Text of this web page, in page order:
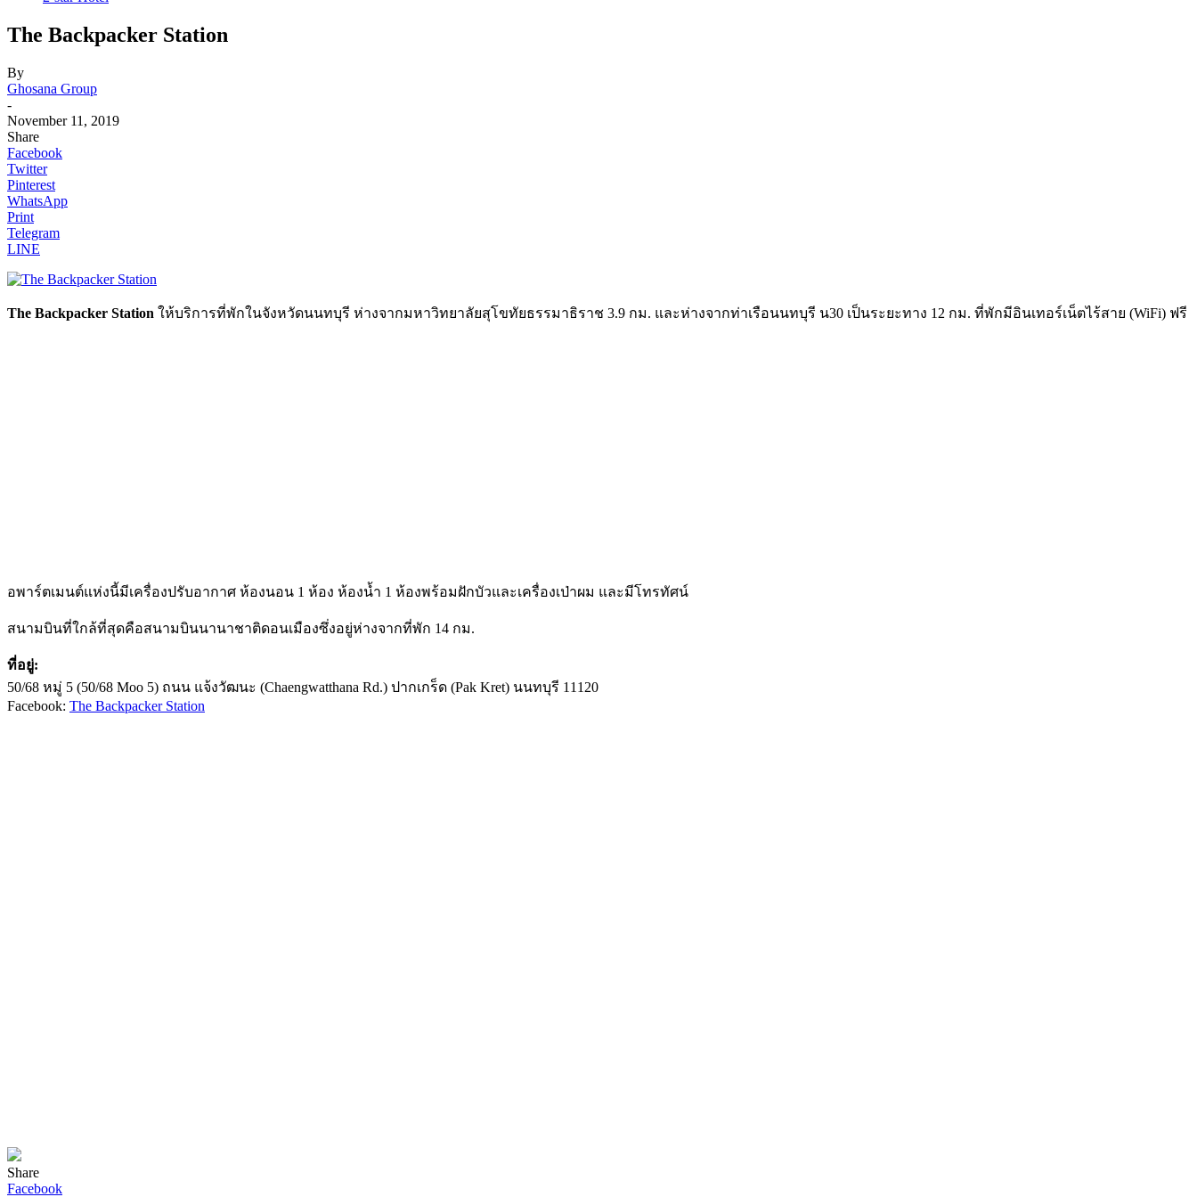
The Backpacker Station
By
Ghosana Group
-
November 11, 2019
Share
Facebook
Twitter
Pinterest
WhatsApp
Print
Telegram
LINE
The Backpacker Station ให้บริการที่พักในจังหวัดนนทบุรี ห่างจากมหาวิทยาลัยสุโขทัยธรรมาธิราช 3.9 กม. และห่างจากท่าเรือนนทบุรี น30 เป็นระยะทาง 12 กม. ที่พักมีอินเทอร์เน็ตไร้สาย (WiFi) ฟรี
อพาร์ตเมนต์แห่งนี้มีเครื่องปรับอากาศ ห้องนอน 1 ห้อง ห้องน้ำ 1 ห้องพร้อมฝักบัวและเครื่องเป่าผม และมีโทรทัศน์
สนามบินที่ใกล้ที่สุดคือสนามบินนานาชาติดอนเมืองซึ่งอยู่ห่างจากที่พัก 14 กม.
ที่อยู่:
50/68 หมู่ 5 (50/68 Moo 5) ถนน แจ้งวัฒนะ (Chaengwatthana Rd.) ปากเกร็ด (Pak Kret) นนทบุรี 11120
Facebook: The Backpacker Station
Share
Facebook